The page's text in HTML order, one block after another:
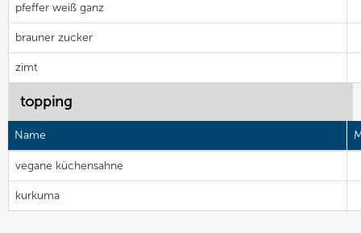
pfeffer weiß ganz
brauner zucker
zimt
topping
Name
vegane küchensahne
kurkuma